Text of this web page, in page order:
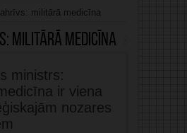
militārā medicīna
militārā medicīna
ministrs:
ir viena
nozares